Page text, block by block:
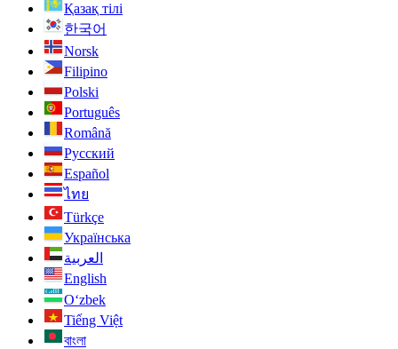
Қазақ тілі
한국어
Norsk
Filipino
Polski
Português
Română
Русский
Español
ไทย
Türkçe
Українська
العربية
English
O‘zbek
Tiếng Việt
বাংলা